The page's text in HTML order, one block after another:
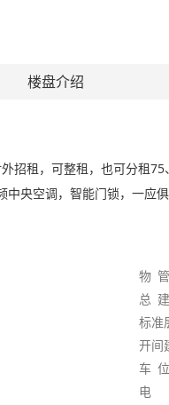
楼盘介绍
招租，可整租，也可分租
中央空调，智能门锁，一应
物
总
标准
开间
车
电